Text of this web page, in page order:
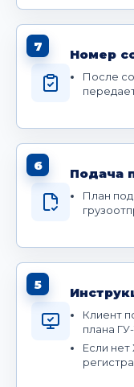
7
Номер
После
6
Подача
План
5
Клиент
плана ГУ-
Если